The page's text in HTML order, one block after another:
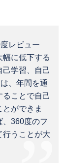
レビュー
に低下する
己学習、自己
、年間を通
ることで自己
ができま
360度のフ
行うことが大